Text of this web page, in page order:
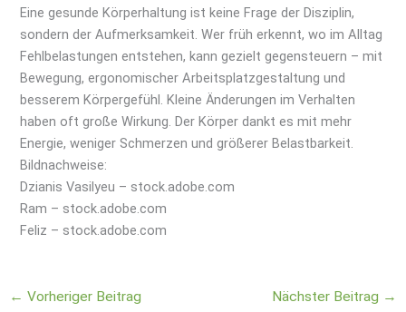
Eine gesunde Körperhaltung ist keine Frage der Disziplin,
sondern der Aufmerksamkeit. Wer früh erkennt, wo im Alltag
Fehlbelastungen entstehen, kann gezielt gegensteuern – mit
Bewegung, ergonomischer Arbeitsplatzgestaltung und
besserem Körpergefühl. Kleine Änderungen im Verhalten
haben oft große Wirkung. Der Körper dankt es mit mehr
Energie, weniger Schmerzen und größerer Belastbarkeit.
Bildnachweise:
Dzianis Vasilyeu – stock.adobe.com
Ram – stock.adobe.com
Feliz – stock.adobe.com
← Vorheriger Beitrag Nächster Beitrag →